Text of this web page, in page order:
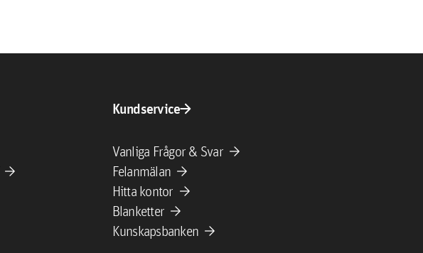
arrow_forward
Kundservicearrow_forward
Vanliga Frågor & Svar arrow_forward
Felanmälan arrow_forward
Hitta kontor arrow_forward
Blanketter arrow_forward
Kunskapsbanken arrow_forward